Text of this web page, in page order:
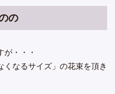
の
が・・・
くなるサイズ」の花束を頂き